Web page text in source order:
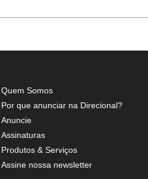
Quem Somos
Por que anunciar na Direcional?
Anuncie
Assinaturas
Produtos & Serviços
Assine nossa newsletter